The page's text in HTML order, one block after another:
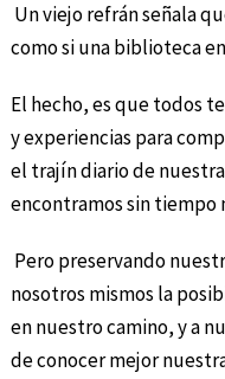
Un viejo refrán señala
como si una biblioteca
El hecho, es que todos
y experiencias para
el trajín diario de
encontramos sin tiempo
Pero preservando
nosotros mismos la
en nuestro camino, y a
de conocer mejor